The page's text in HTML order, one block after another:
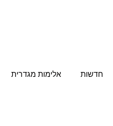
חדשות אלימות מגדרית